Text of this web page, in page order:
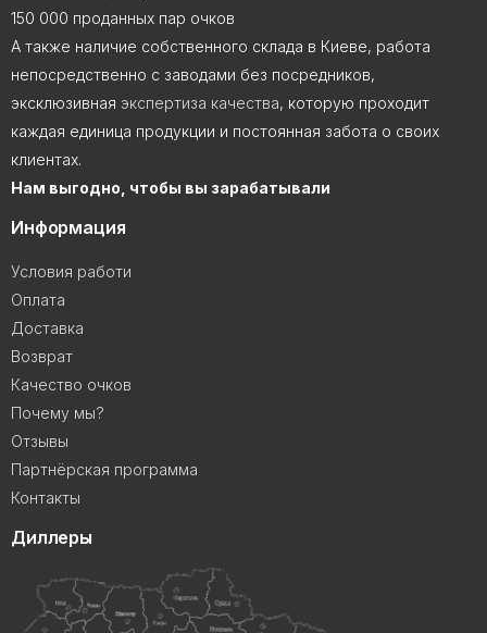
150 000 проданных пар очков
А также наличие собственного склада в Киеве, работа
непосредственно с заводами без посредников,
эксклюзивная экспертиза качества, которую проходит
каждая единица продукции и постоянная забота о своих
клиентах.
Нам выгодно, чтобы вы зарабатывали
Информация
Условия работи
Оплата
Доставка
Возврат
Качество очков
Почему мы?
Отзывы
Партнёрская программа
Контакты
Диллеры